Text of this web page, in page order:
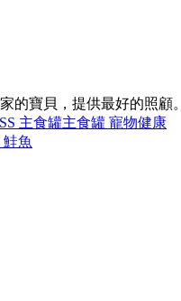
的寶貝，提供最好的照顧。
主食罐主食罐 寵物健康
鮭魚